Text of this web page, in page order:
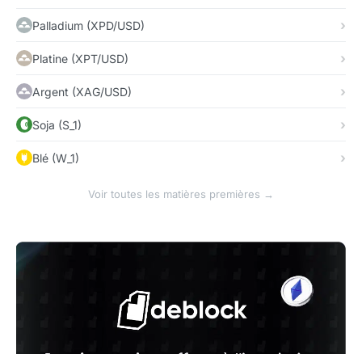
Palladium (XPD/USD)
Platine (XPT/USD)
Argent (XAG/USD)
Soja (S_1)
Blé (W_1)
Voir toutes les matières premières →